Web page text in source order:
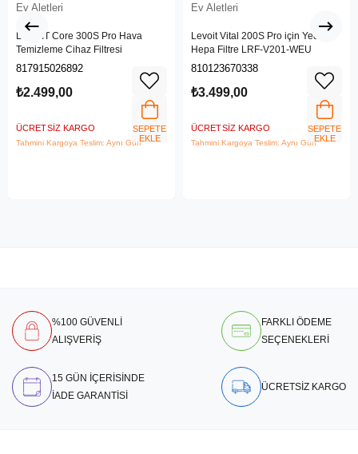
Ev Aletleri
LEVOIT Core 300S Pro Hava
Temizleme Cihaz Filtresi
817915026892
₺2.499,00
ÜCRETSIZ KARGO
Tahmini Kargoya Teslim: Aynı Gün
SEPETE
EKLE
Ev Aletleri
Levoit Vital 200S Pro için Yedek
Hepa Filtre LRF-V201-WEU
810123670338
₺3.499,00
ÜCRETSIZ KARGO
Tahmini Kargoya Teslim: Aynı Gün
SEPETE
EKLE
%100 GÜVENLİ
ALIŞVERİŞ
FARKLI ÖDEME
SEÇENEKLERİ
15 GÜN İÇERİSİNDE
İADE GARANTİSİ
ÜCRETSİZ KARGO